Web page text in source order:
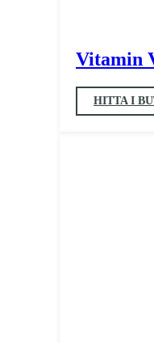
Vitamin
HITTA I